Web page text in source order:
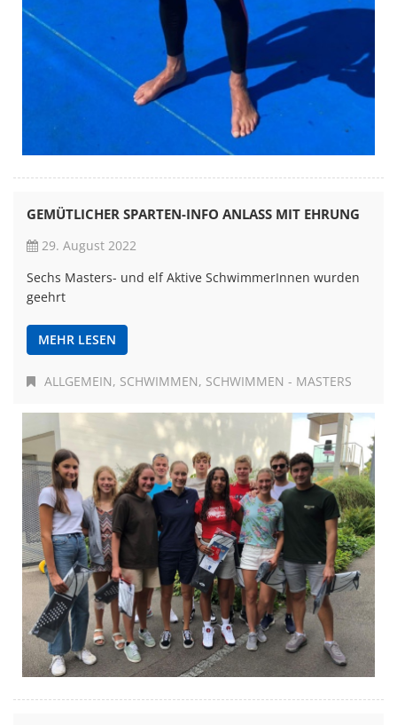
GEMÜTLICHER SPARTEN-INFO ANLASS MIT EHRUNG
29. August 2022
Sechs Masters- und elf Aktive SchwimmerInnen wurden
geehrt
MEHR LESEN
ALLGEMEIN SCHWIMMEN SCHWIMMEN - MASTERS